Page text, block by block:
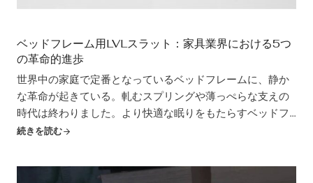
ベッドフレーム用LVLスラット：家具業界における5つ
の革命的進歩
世界中の家庭で定番となっているベッドフレームに、静か
な革命が起きている。軋むスプリングや薄っぺらな支えの
時代は終わりました。より快適な眠りをもたらすベッドフ
レーム用LVLスラットは、快適性とデザイン性の両方を高め
続きを読む